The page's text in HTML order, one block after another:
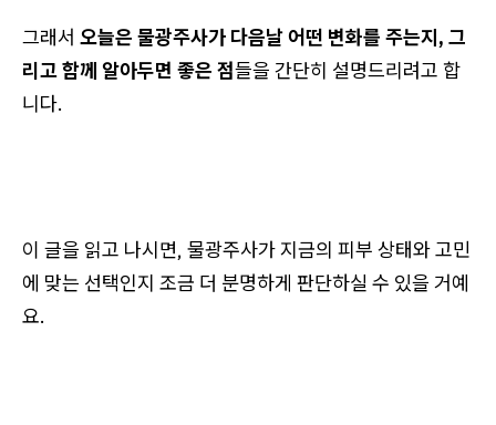
그래서 오늘은 물광주사가 다음날 어떤 변화를 주는지, 그
리고 함께 알아두면 좋은 점들을 간단히 설명드리려고 합
니다.
이 글을 읽고 나시면, 물광주사가 지금의 피부 상태와 고민
에 맞는 선택인지 조금 더 분명하게 판단하실 수 있을 거예
요.